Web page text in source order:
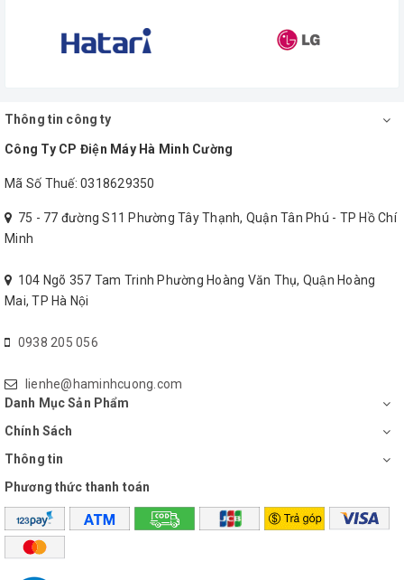
Thông tin công ty
Công Ty CP Điện Máy Hà Minh Cường
Mã Số Thuế: 0318629350
75 - 77 đường S11 Phường Tây Thạnh, Quận Tân Phú - TP Hồ Chí
Minh
104 Ngõ 357 Tam Trinh Phường Hoàng Văn Thụ, Quận Hoàng
Mai, TP Hà Nội
0938 205 056
lienhe@haminhcuong.com
Danh Mục Sản Phẩm
Chính Sách
Thông tin
Phương thức thanh toán